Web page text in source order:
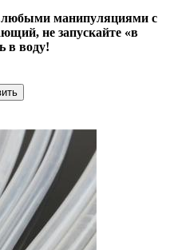
любыми манипуляциями с
не запускайте «в
в воду!